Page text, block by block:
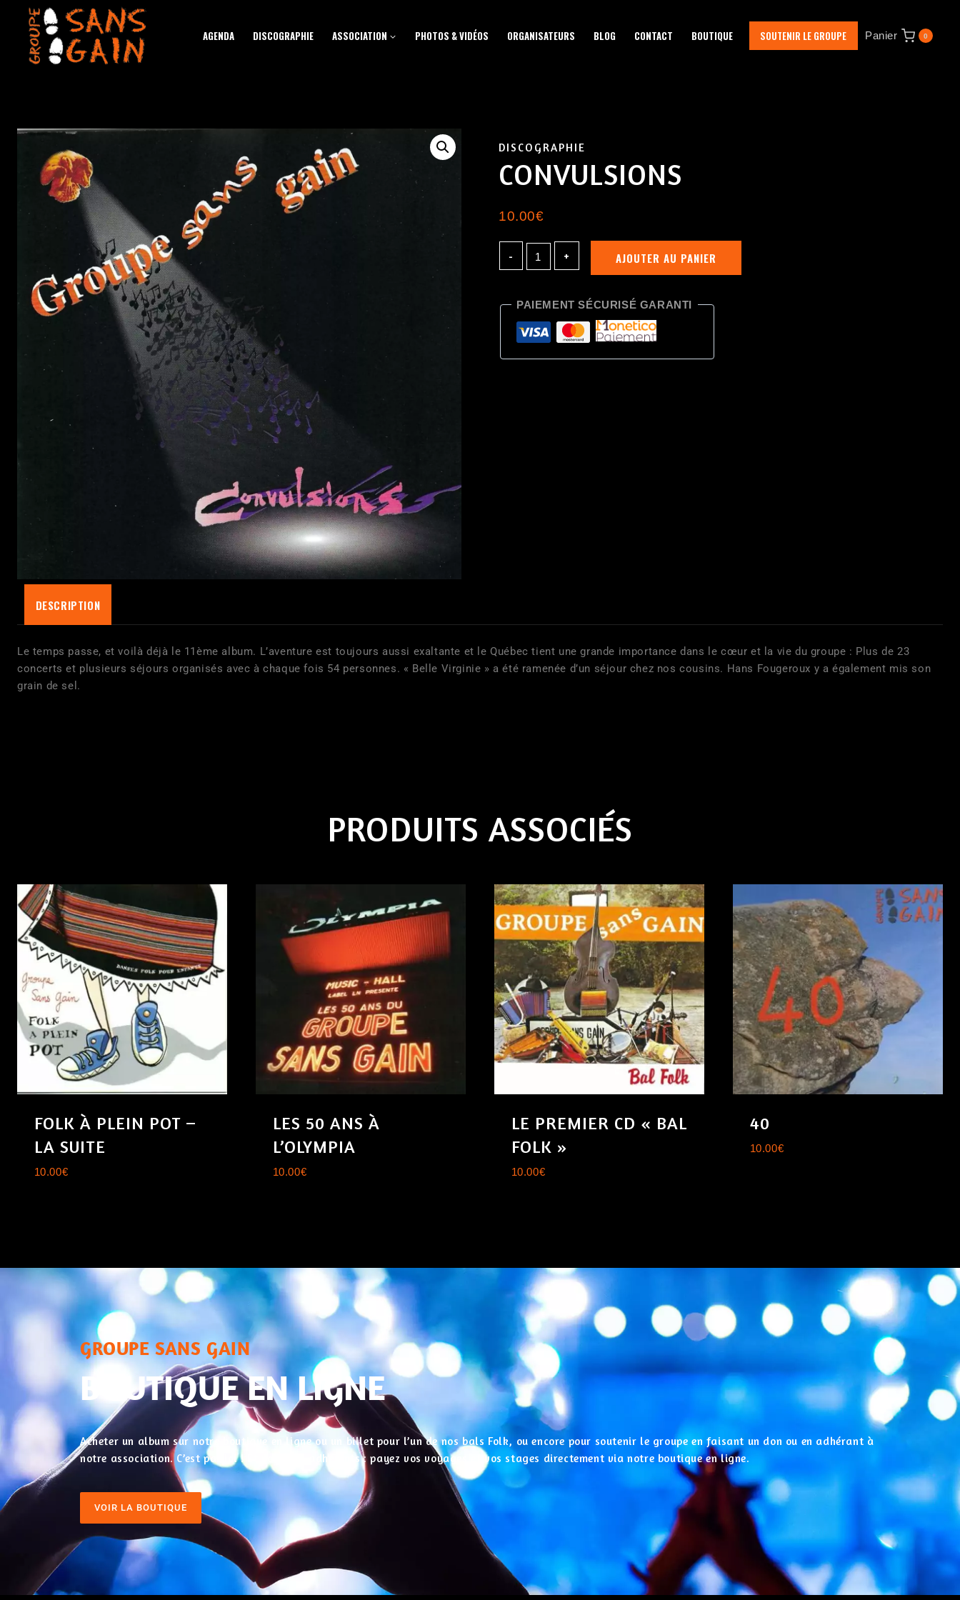
AGENDA DISCOGRAPHIE ASSOCIATION PHOTOS & VIDÉOS ORGANISATEURS BLOG CONTACT BOUTIQUE SOUTENIR LE GROUPE Panier 0
DISCOGRAPHIE
CONVULSIONS
10.00€
AJOUTER AU PANIER
PAIEMENT SÉCURISÉ GARANTI
DESCRIPTION
Le temps passe, et voilà déjà le 11ème album. L’aventure est toujours aussi exaltante et le Québec tient une grande importance dans le cœur et la vie du groupe : Plus de 23
concerts et plusieurs séjours organisés avec à chaque fois 54 personnes. « Belle Virginie » a été ramenée d’un séjour chez nos cousins. Hans Fougeroux y a également mis son
grain de sel.
PRODUITS ASSOCIÉS
FOLK À PLEIN POT –
LA SUITE
10.00€
LES 50 ANS À
L’OLYMPIA
10.00€
LE PREMIER CD « BAL
FOLK »
10.00€
40
10.00€
GROUPE SANS GAIN
BOUTIQUE EN LIGNE
Acheter un album sur notre boutique en ligne ou un billet pour l’un de nos bals Folk, ou encore pour soutenir le groupe en faisant un don ou en adhérant à
notre association. C’est par ici ! Et pour nos adhérents : payez vos voyages et vos stages directement via notre boutique en ligne.
VOIR LA BOUTIQUE